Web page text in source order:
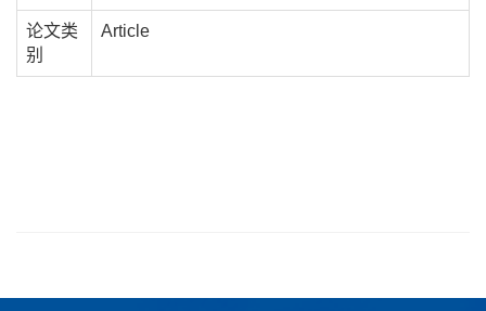
论文类
别
Article